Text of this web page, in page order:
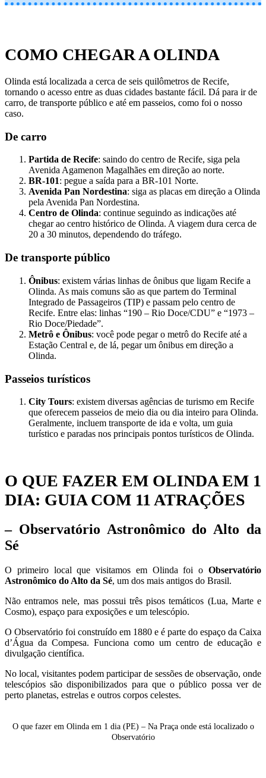
COMO CHEGAR A OLINDA
Olinda está localizada a cerca de seis quilômetros de Recife,
tornando o acesso entre as duas cidades bastante fácil. Dá para ir de
carro, de transporte público e até em passeios, como foi o nosso
caso.
De carro
Partida de Recife: saindo do centro de Recife, siga pela
Avenida Agamenon Magalhães em direção ao norte.
BR-101: pegue a saída para a BR-101 Norte.
Avenida Pan Nordestina: siga as placas em direção a Olinda
pela Avenida Pan Nordestina.
Centro de Olinda: continue seguindo as indicações até
chegar ao centro histórico de Olinda. A viagem dura cerca de
20 a 30 minutos, dependendo do tráfego.
De transporte público
Ônibus: existem várias linhas de ônibus que ligam Recife a
Olinda. As mais comuns são as que partem do Terminal
Integrado de Passageiros (TIP) e passam pelo centro de
Recife. Entre elas: linhas “190 – Rio Doce/CDU” e “1973 –
Rio Doce/Piedade”.
Metrô e Ônibus: você pode pegar o metrô do Recife até a
Estação Central e, de lá, pegar um ônibus em direção a
Olinda.
Passeios turísticos
City Tours: existem diversas agências de turismo em Recife
que oferecem passeios de meio dia ou dia inteiro para Olinda.
Geralmente, incluem transporte de ida e volta, um guia
turístico e paradas nos principais pontos turísticos de Olinda.
O QUE FAZER EM OLINDA EM 1
DIA: GUIA COM 11 ATRAÇÕES
– Observatório Astronômico do Alto da
Sé
O primeiro local que visitamos em Olinda foi o Observatório
Astronômico do Alto da Sé, um dos mais antigos do Brasil.
Não entramos nele, mas possui três pisos temáticos (Lua, Marte e
Cosmo), espaço para exposições e um telescópio.
O Observatório foi construído em 1880 e é parte do espaço da Caixa
d’Água da Compesa. Funciona como um centro de educação e
divulgação científica.
No local, visitantes podem participar de sessões de observação, onde
telescópios são disponibilizados para que o público possa ver de
perto planetas, estrelas e outros corpos celestes.
O que fazer em Olinda em 1 dia (PE) – Na Praça onde está localizado o
Observatório